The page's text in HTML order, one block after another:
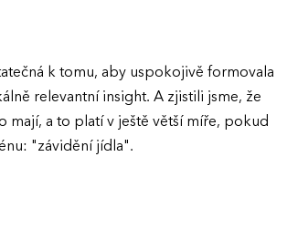
k tomu, aby uspokojivě formovala
relevantní insight. A zjistili jsme, že
mají, a to platí v ještě větší míře, pokud
"závidění jídla".